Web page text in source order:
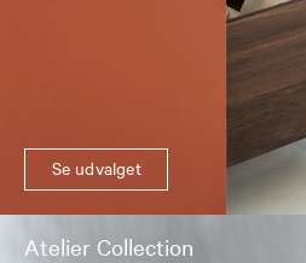
Se udvalget
Atelier Collection